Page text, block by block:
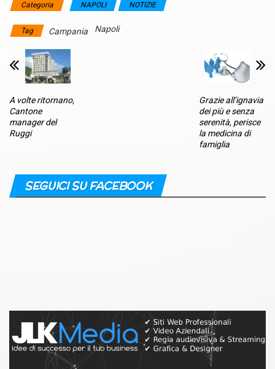
Categoria NAPOLI NOTIZIE
Tag Campania Napoli
A volte ritornano,
Cantone
manager del
Ruggi
Grazie all’ignavia
dei più e senza
serenità, perisce
la medicina di
famiglia
SEGUICI SU FACEBOOK